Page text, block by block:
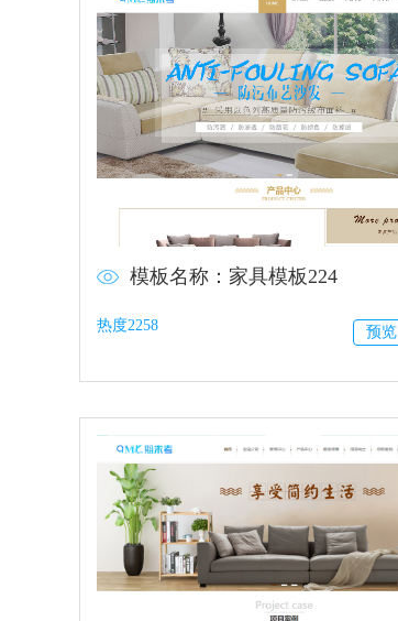
模板名称：家具模板224
热度2258 预览